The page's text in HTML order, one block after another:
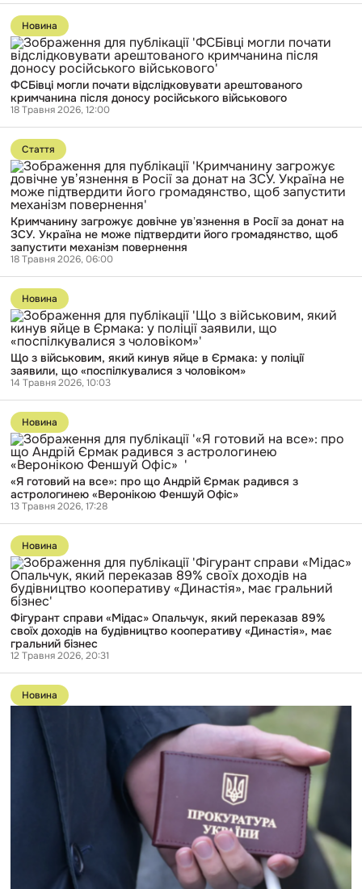
Перейти
до
публікації
ФСБівці
могли
почати
відслідковувати
арештованого
кримчанина
після
доносу
російського
військового
Новина
ФСБівці могли почати відслідковувати арештованого
кримчанина після доносу російського військового
18 Травня 2026, 12:00
Перейти
до
публікації
Кримчанину
загрожує
довічне
увʼязнення
Росії
за
донат
на
ЗСУ.
Україна
не
може
підтвердити
його
громадянство,
щоб
запустити
механізм
повернення
Стаття
Кримчанину загрожує довічне увʼязнення в Росії за донат на
ЗСУ. Україна не може підтвердити його громадянство, щоб
запустити механізм повернення
18 Травня 2026, 06:00
Перейти
до
публікації
Що
військовим,
який
кинув
яйце
в
Єрмака:
поліції
заявили,
що
«поспілкувалися
чоловіком»
Новина
Що з військовим, який кинув яйце в Єрмака: у поліції
заявили, що «поспілкувалися з чоловіком»
14 Травня 2026, 10:03
Перейти
до
публікації
«Я
готовий
на
все»:
про
що
Андрій
Єрмак
радився
астрологинею
«Веронікою
Феншуй
Офіс»
Новина
«Я готовий на все»: про що Андрій Єрмак радився з
астрологинею «Веронікою Феншуй Офіс»
13 Травня 2026, 17:28
Перейти
до
публікації
Фігурант
справи
«Мідас»
Опальчук,
який
переказав
89%
своїх
доходів
на
будівництво
кооперативу
«Династія»,
гральний
Новина
Фігурант справи «Мідас» Опальчук, який переказав 89%
своїх доходів на будівництво кооперативу «Династія», має
гральний бізнес
12 Травня 2026, 20:31
Перейти
до
публікації
Прокурор
прийшов
перевірку
інвалідності,
переплутали
Новина